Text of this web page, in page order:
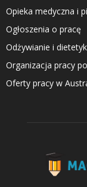
Opieka medyczna i
Ogłoszenia o pracę
Odżywianie i
Organizacja pracy
Oferty pracy w